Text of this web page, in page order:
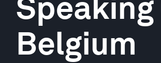
Belgium